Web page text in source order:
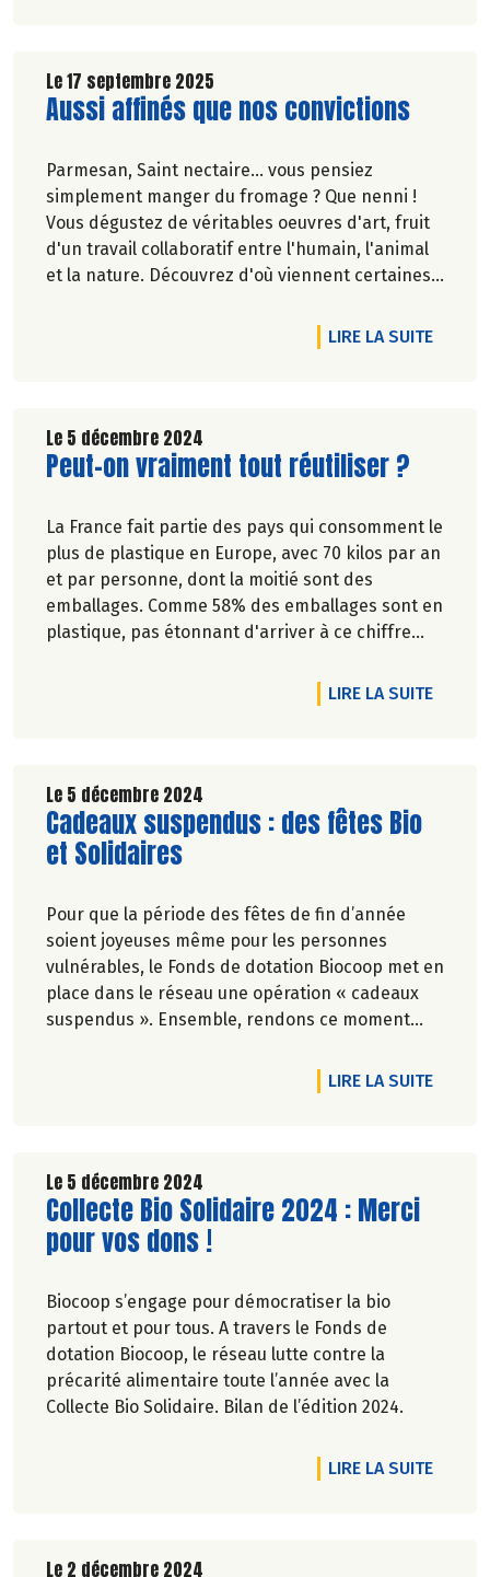
équitable et la moitié de la sélection est
composée d’exclusivités Biocoop !
Le 17 septembre 2025
Lire la suite de l'article
Aussi affinés que nos convictions
Parmesan, Saint nectaire... vous pensiez
simplement manger du fromage ? Que nenni !
Vous dégustez de véritables oeuvres d'art, fruit
d'un travail collaboratif entre l'humain, l'animal
et la nature. Découvrez d'où viennent certaines
vins, fromages et charcuterie d'automne.*
vidéos, selon la sélection en magasin et les
stocks disponibles.
LIRE LA SUITEDE
Le 5 décembre 2024
Lire la suite de l'article
Peut-on vraiment tout réutiliser ?
La France fait partie des pays qui consomment le
plus de plastique en Europe, avec 70 kilos par an
et par personne, dont la moitié sont des
emballages. Comme 58% des emballages sont en
plastique, pas étonnant d'arriver à ce chiffre
jetés chaque année par les Français etLIRE LA SUITEDE
Le 5 décembre 2024
Lire la suite de l'article
Cadeaux suspendus : des fêtes Bio
et Solidaires
Pour que la période des fêtes de fin d’année
soient joyeuses même pour les personnes
vulnérables, le Fonds de dotation Biocoop met en
place dans le réseau une opération « cadeaux
suspendus ». Ensemble, rendons ce moment
LIRE LA SUITEDE
Le 5 décembre 2024
Lire la suite de l'article
Collecte Bio Solidaire 2024 : Merci
pour vos dons !
Biocoop s’engage pour démocratiser la bio
partout et pour tous. A travers le Fonds de
dotation Biocoop, le réseau lutte contre la
précarité alimentaire toute l’année avec la
Collecte Bio Solidaire. Bilan de l’édition 2024.
LIRE LA SUITEDE
Le 2 décembre 2024